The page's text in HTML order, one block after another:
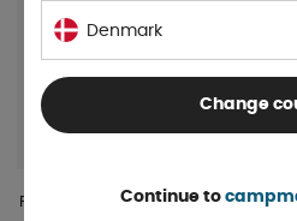
Proplus Spand 13L
Denmark
Change
Continue to